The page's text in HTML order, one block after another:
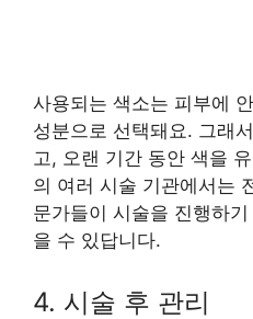
사용되는 색소는 피부에
성분으로 선택돼요. 그래
고, 오랜 기간 동안 색을
의 여러 시술 기관에서는
문가들이 시술을 진행하
을 수 있답니다.
4. 시술 후 관리